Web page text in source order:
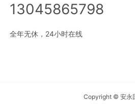
13045865798
全年无休，24小时在线
Copyright © 安永